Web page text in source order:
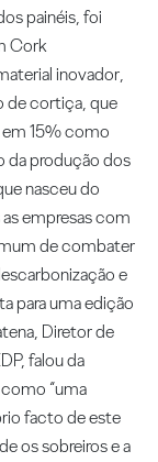
painéis, foi
Cork
inovador,
de cortiça, que
em 15% como
da produção dos
nasceu do
empresas com
de combater
e
para uma edição
Diretor de
falou da
“uma
facto de este
os sobreiros e a